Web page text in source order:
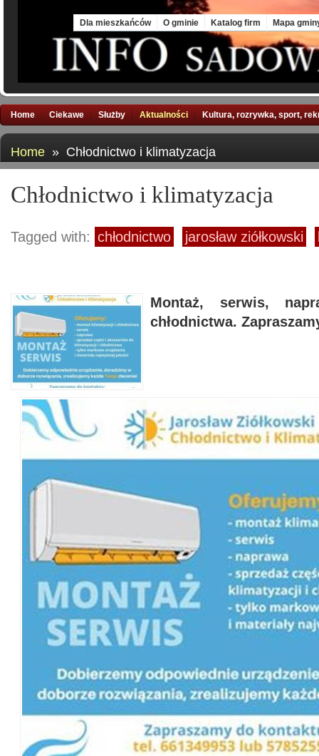
Dla mieszkańców O gminie Katalog firm Mapa
Home Ciekawe Służby Aktualności Kultura, rozrywka, sport,
Home » Chłodnictwo i klimatyzacja
Chłodnictwo i klimatyzacja
Tagged with: chłodnictwo jarosław ziółkowski
Montaż, serwis,
chłodnictwa.